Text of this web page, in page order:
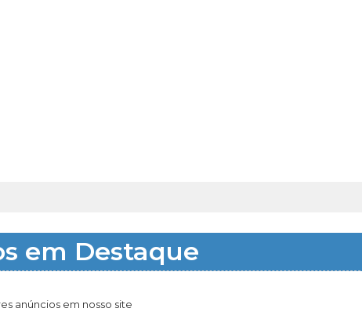
em Destaque
anúncios em nosso site